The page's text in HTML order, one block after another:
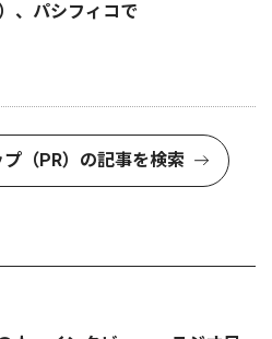
、パシフィコで
（PR）の記事を検索